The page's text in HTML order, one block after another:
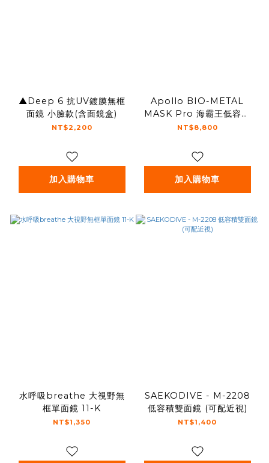
▲Deep 6 抗UV鍍膜無框
面鏡 小臉款(含面鏡盒)
NT$2,200
加入購物車
Apollo BIO-METAL
MASK Pro 海霸王低容積
面鏡95CC
NT$8,800
加入購物車
水呼吸breathe 大視野無
框單面鏡 11-K
NT$1,350
SAEKODIVE - M-2208
低容積雙面鏡 (可配近視)
NT$1,400